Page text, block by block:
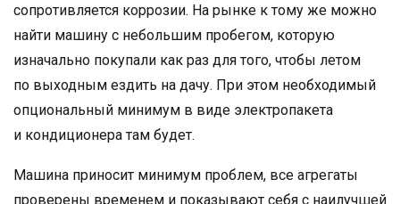
сопротивляется коррозии. На рынке к тому же можно
найти машину с небольшим пробегом, которую
изначально покупали как раз для того, чтобы летом
по выходным ездить на дачу. При этом необходимый
опциональный минимум в виде электропакета
и кондиционера там будет.
Машина приносит минимум проблем, все агрегаты
проверены временем и показывают себя с наилучшей